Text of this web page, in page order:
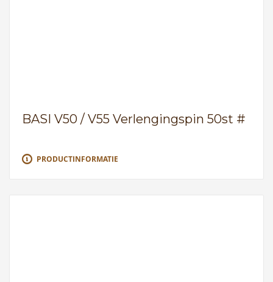
BASI V50 / V55 Verlengingspin 50st #
PRODUCTINFORMATIE